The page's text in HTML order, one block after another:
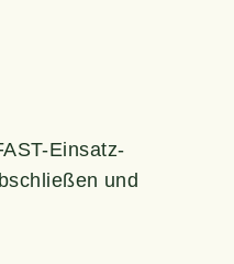
Ein­satz­
und